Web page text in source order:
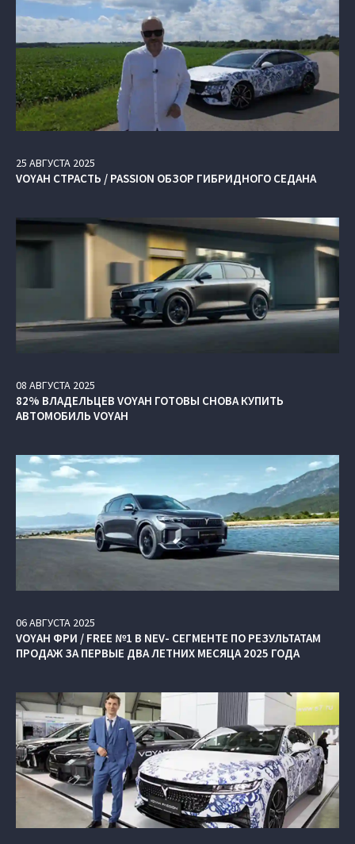
25 АВГУСТА 2025
VOYAH СТРАСТЬ / PASSION ОБЗОР ГИБРИДНОГО СЕДАНА
08 АВГУСТА 2025
82% ВЛАДЕЛЬЦЕВ VOYAH ГОТОВЫ СНОВА КУПИТЬ
АВТОМОБИЛЬ VOYAH
06АВГУСТА 2025
VOYAH ФРИ / FREE №1 В NEV- СЕГМЕНТЕ ПО РЕЗУЛЬТАТАМ
ПРОДАЖ ЗА ПЕРВЫЕ ДВА ЛЕТНИХ МЕСЯЦА 2025 ГОДА